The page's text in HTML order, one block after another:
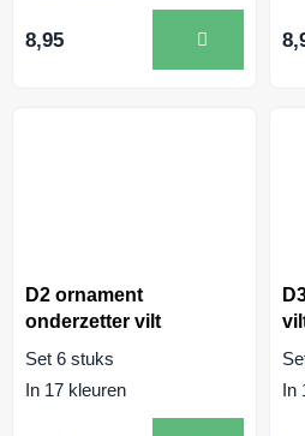
8,95
D2 ornament
onderzetter vilt
Set 6 stuks
In 17 kleuren
In